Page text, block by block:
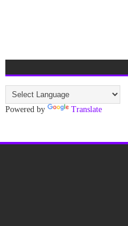
Powered by Translate